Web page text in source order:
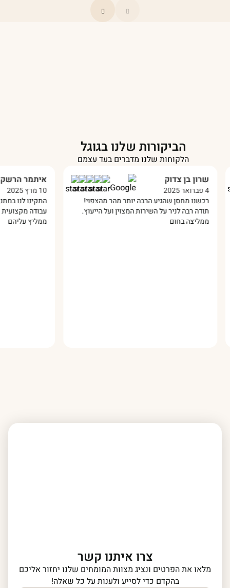
הביקורות שלנו בגוגל
הלקוחות שלנו מדברים בעד עצמם
שרון בן צדוק
רכשנו מחסן שהגיע הרבה יותר מהר מהצפוי!
תודה רבה לניר על השירות המצוין ועל הייעוץ.
ממליצה בחום
איתמר הרשקו
10 מרץ 2025
התקינו לנו
עבודה מקצועית
ממליץ עליהם
צרו איתנו קשר
מלאו את הפרטים ונציג מצוות המומחים שלנו יחזור אליכם
בהקדם כדי לסייע ולענות על כל שאלה!